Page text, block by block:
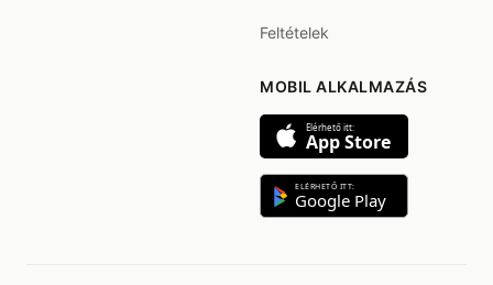
Feltételek
MOBIL ALKALMAZÁS
Elérhető itt:
App Store
ELÉRHETŐ ITT:
Google Play